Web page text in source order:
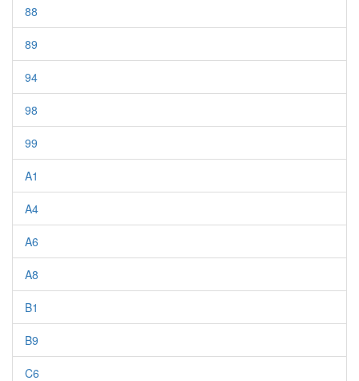
88
89
94
98
99
A1
A4
A6
A8
B1
B9
C6